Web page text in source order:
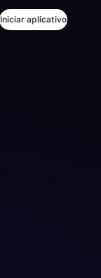
Iniciar aplicativo